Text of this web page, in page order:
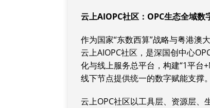
云上AIOPC社区：OPC生态全域
作为国家“东数西算”战略与粤港澳
云上AIOPC社区，是深国创中心
化与线上服务总平台，构建“1平台
线下节点提供统一的数字赋能支撑。
云上OPC社区以工具层、资源层、